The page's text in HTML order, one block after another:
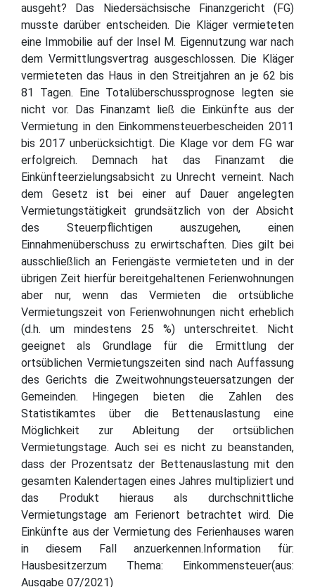
ausgeht? Das Niedersächsische Finanzgericht (FG)
musste darüber entscheiden. Die Kläger vermieteten
eine Immobilie auf der Insel M. Eigennutzung war nach
dem Vermittlungsvertrag ausgeschlossen. Die Kläger
vermieteten das Haus in den Streitjahren an je 62 bis
81 Tagen. Eine Totalüberschussprognose legten sie
nicht vor. Das Finanzamt ließ die Einkünfte aus der
Vermietung in den Einkommensteuerbescheiden 2011
bis 2017 unberücksichtigt. Die Klage vor dem FG war
erfolgreich. Demnach hat das Finanzamt die
Einkünfteerzielungsabsicht zu Unrecht verneint. Nach
dem Gesetz ist bei einer auf Dauer angelegten
Vermietungstätigkeit grundsätzlich von der Absicht
des Steuerpflichtigen auszugehen, einen
Einnahmenüberschuss zu erwirtschaften. Dies gilt bei
ausschließlich an Feriengäste vermieteten und in der
übrigen Zeit hierfür bereitgehaltenen Ferienwohnungen
aber nur, wenn das Vermieten die ortsübliche
Vermietungszeit von Ferienwohnungen nicht erheblich
(d.h. um mindestens 25 %) unterschreitet. Nicht
geeignet als Grundlage für die Ermittlung der
ortsüblichen Vermietungszeiten sind nach Auffassung
des Gerichts die Zweitwohnungsteuersatzungen der
Gemeinden. Hingegen bieten die Zahlen des
Statistikamtes über die Bettenauslastung eine
Möglichkeit zur Ableitung der ortsüblichen
Vermietungstage. Auch sei es nicht zu beanstanden,
dass der Prozentsatz der Bettenauslastung mit den
gesamten Kalendertagen eines Jahres multipliziert und
das Produkt hieraus als durchschnittliche
Vermietungstage am Ferienort betrachtet wird. Die
Einkünfte aus der Vermietung des Ferienhauses waren
in diesem Fall anzuerkennen.Information für:
Hausbesitzerzum Thema: Einkommensteuer(aus:
Ausgabe 07/2021)